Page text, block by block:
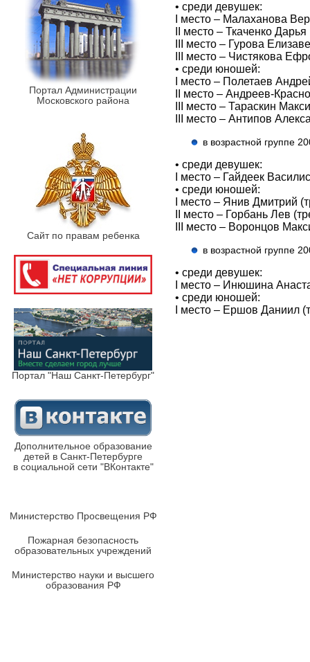
Портал Администрации
Московского района
Сайт по правам ребенка
Портал "Наш Санкт-Петербург"
Дополнительное образование
детей в Санкт-Петербурге
в социальной сети "ВКонтакте"
Министерство Просвещения РФ
Пожарная безопасность
образовательных учреждений
Министерство науки и высшего
образования РФ
• среди девушек:
I место – Малаханова
II место – Ткаченко
III место – Гурова
III место – Чистякова
• среди юношей:
I место – Полетаев
II место – Андреев-
III место – Тараскин
III место – Антипов
в возрастной группе
• среди девушек:
I место – Гайдеек
• среди юношей:
I место – Янив Дмитрий
II место – Горбань Лев
III место – Воронцов
в возрастной группе
• среди девушек:
I место – Инюшина
• среди юношей:
I место – Ершов Даниил